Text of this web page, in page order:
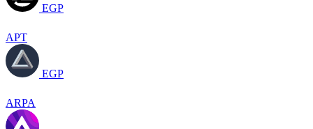
EGP
APT
EGP
ARPA